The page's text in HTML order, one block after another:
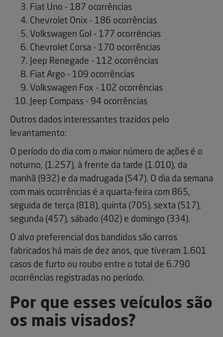
Fiat Uno - 187 ocorrências
Chevrolet Onix - 186 ocorrências
Volkswagen Gol - 177 ocorrências
Chevrolet Corsa - 170 ocorrências
Jeep Renegade - 112 ocorrências
Fiat Argo - 109 ocorrências
Volkswagen Fox - 102 ocorrências
Jeep Compass - 94 ocorrências
Outros dados interessantes trazidos pelo
levantamento:
O período do dia com o maior número de ações é o
noturno, (1.257), à frente da tarde (1.010), da
manhã (932) e da madrugada (547). O dia da semana
com mais ocorrências é a quarta-feira com 865,
seguida de terça (818), quinta (705), sexta (517),
segunda (457), sábado (402) e domingo (334).
O alvo preferencial dos bandidos são carros
fabricados há mais de dez anos, que tiveram 1.601
casos de furto ou roubo entre o total de 6.790
ocorrências registradas no período.
Por que esses veículos são
os mais visados?